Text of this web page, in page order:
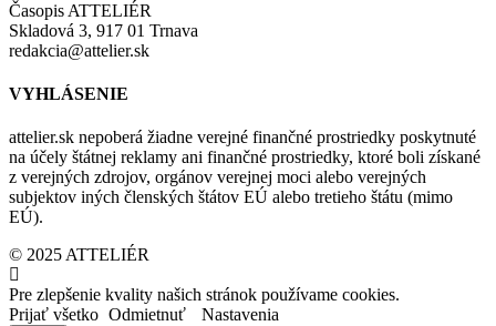
Časopis ATTELIÉR
Skladová 3, 917 01 Trnava
redakcia@attelier.sk
VYHLÁSENIE
attelier.sk nepoberá žiadne verejné finančné prostriedky poskytnuté
na účely štátnej reklamy ani finančné prostriedky, ktoré boli získané
z verejných zdrojov, orgánov verejnej moci alebo verejných
subjektov iných členských štátov EÚ alebo tretieho štátu (mimo
EÚ).
© 2025 ATTELIÉR
Pre zlepšenie kvality našich stránok používame cookies.
Prijať všetko Odmietnuť Nastavenia